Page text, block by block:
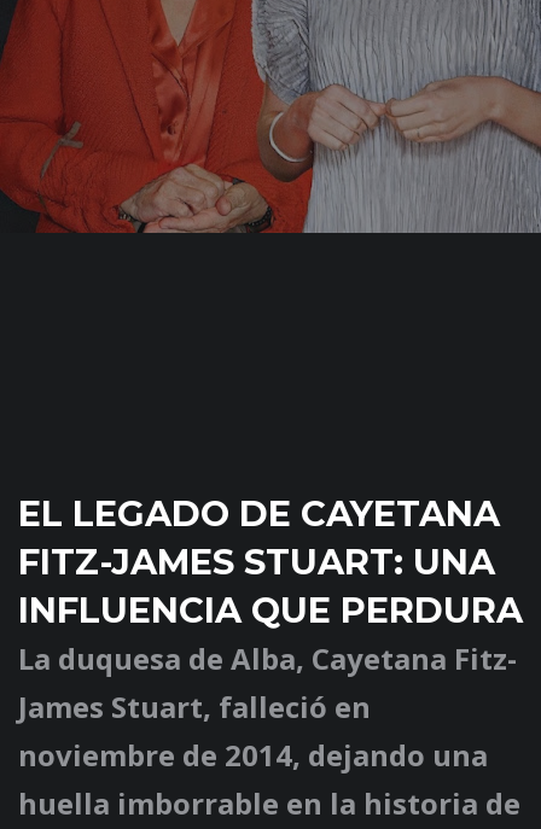
EL LEGADO DE CAYETANA
FITZ-JAMES STUART: UNA
INFLUENCIA QUE PERDURA
La duquesa de Alba, Cayetana Fitz-
James Stuart, falleció en
noviembre de 2014, dejando una
huella imborrable en la historia de